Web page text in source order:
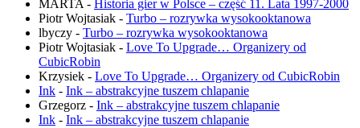
MARTA - Historia gier w Polsce – część 11. Lata 1997-2000
Piotr Wojtasiak - Turbo – rozrywka wysokooktanowa
lbyczy - Turbo – rozrywka wysokooktanowa
Piotr Wojtasiak - Love To Upgrade… Organizery od
CubicRobin
Krzysiek - Love To Upgrade… Organizery od CubicRobin
Ink - Ink – abstrakcyjne tuszem chlapanie
Grzegorz - Ink – abstrakcyjne tuszem chlapanie
Ink - Ink – abstrakcyjne tuszem chlapanie